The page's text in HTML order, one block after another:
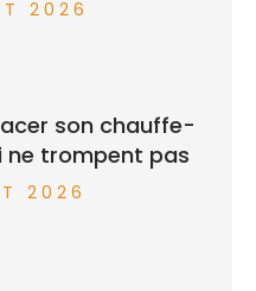
2026
son chauffe-
ne trompent pas
2026